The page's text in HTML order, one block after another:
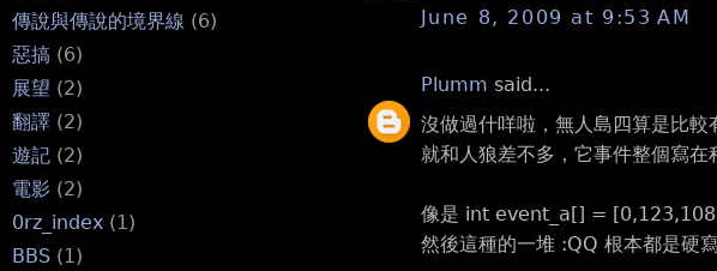
傳說與傳說的境界線 (6)
惡搞 (6)
展望 (2)
翻譯 (2)
遊記 (2)
電影 (2)
0rz_index (1)
BBS (1)
June 8, 2009 at 9:53 AM
Plumm said...
沒做過什咩啦，無人島四算是比
就和人狼差不多，它事件整個寫
像是 int event_a[] =
然後這種的一堆 :QQ 根本都是硬